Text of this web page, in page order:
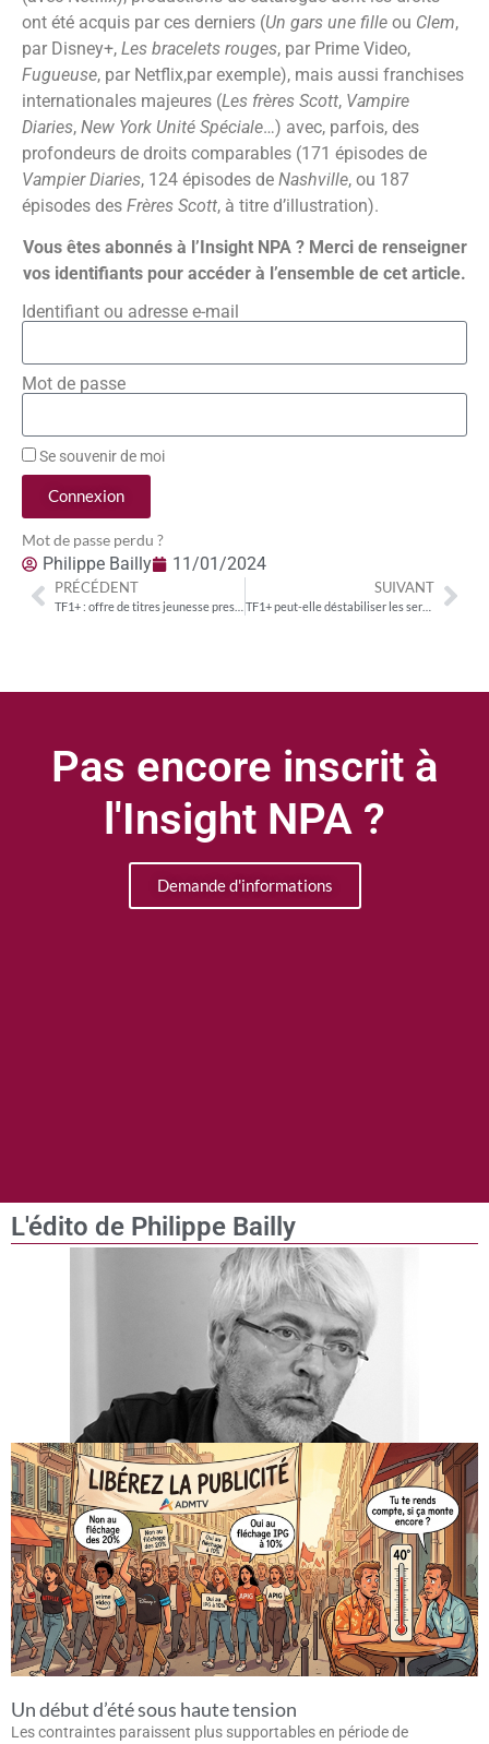
ont été acquis par ces derniers (Un gars une fille ou Clem,
par Disney+, Les bracelets rouges, par Prime Video,
Fugueuse, par Netflix,par exemple), mais aussi franchises
internationales majeures (Les frères Scott, Vampire
Diaries, New York Unité Spéciale…) avec, parfois, des
profondeurs de droits comparables (171 épisodes de
Vampier Diaries, 124 épisodes de Nashville, ou 187
épisodes des Frères Scott, à titre d’illustration).
Vous êtes abonnés à l’Insight NPA ? Merci de renseigner
vos identifiants pour accéder à l’ensemble de cet article.
Identifiant ou adresse e-mail
Mot de passe
Se souvenir de moi
Connexion
Mot de passe perdu ?
Philippe Bailly 11/01/2024
PRÉCÉDENT SUIVANT
TF1+ peut-elle déstabiliser les services de SVoD en leur disputant l’audience des titres de catalogue ?
Pas encore inscrit à
l'Insight NPA ?
Demande d'informations
L'édito de Philippe Bailly
Un début d’été sous haute tension
Les contraintes paraissent plus supportables en période de